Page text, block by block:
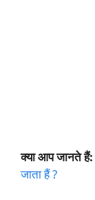
क्या आप जानते हैं:
जाता हैं ?